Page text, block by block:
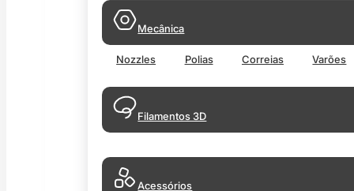
Mecânica
Nozzles Polias Correias Varões
Filamentos 3D
Acessórios